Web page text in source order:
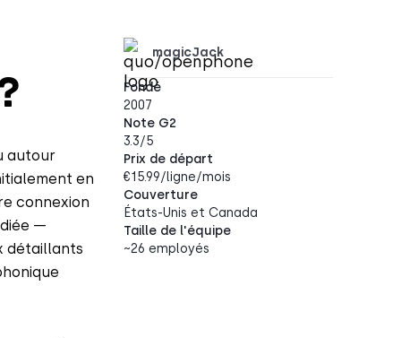
autour
en
connexion
—
détaillants
magicJack
Fondé
2007
Note G2
3.3/5
Prix de départ
€15.99/ligne/mois
Couverture
États-Unis et Canada
Taille de l'équipe
~26 employés